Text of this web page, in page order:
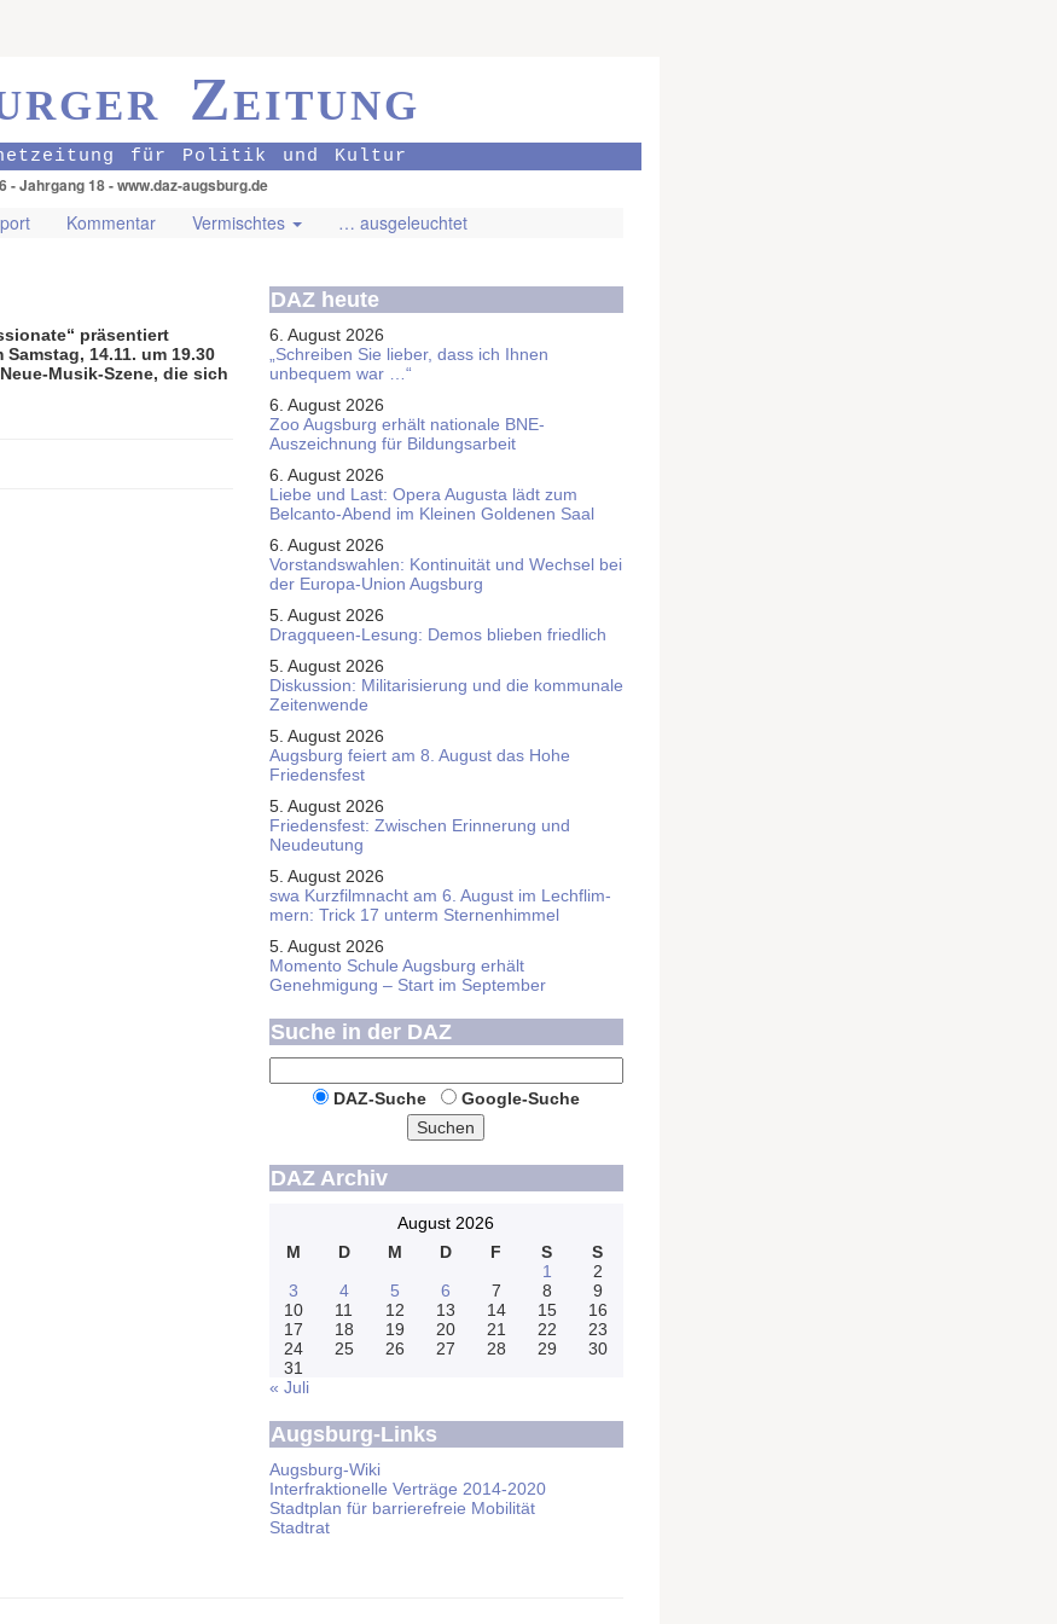
Zeitung
für Politik und Kultur
- Jahrgang 18 - www.daz-augsburg.de
Kommentar Vermischtes … ausgeleuchtet
präsentiert
14.11. um 19.30
Musik-Szene, die sich
DAZ heute
6. August 2026
„Schreiben Sie lieber, dass ich Ihnen
unbequem war …“
6. August 2026
Zoo Augsburg erhält nationale BNE-
Auszeichnung für Bildungsarbeit
6. August 2026
Liebe und Last: Opera Augusta lädt zum
Belcanto-Abend im Kleinen Goldenen Saal
6. August 2026
Vorstandswahlen: Kontinuität und Wechsel bei
der Europa-Union Augsburg
5. August 2026
Dragqueen-Lesung: Demos blieben friedlich
5. August 2026
Diskussion: Mi­li­ta­ri­sie­rung und die kommunale
Zeitenwende
5. August 2026
Augsburg feiert am 8. August das Hohe
Friedensfest
5. August 2026
Friedensfest: Zwischen Erinnerung und
Neudeutung
5. August 2026
swa Kurz­film­nacht am 6. August im Lech­flim­
mern: Trick 17 unterm Sternen­himmel
5. August 2026
Momento Schule Augsburg erhält
Genehmigung – Start im September
Suche in der DAZ
DAZ-Suche
Google-Suche
Suchen
DAZ Archiv
August 2026
M
D M D F S
S
1
2
3
4 5 6 7 8
9
10
11 12 13 14 15
16
17
18 19 20 21 22
23
24
25 26 27 28 29
30
31
« Juli
Augsburg-Links
Augsburg-Wiki
Interfraktionelle Verträge 2014-2020
Stadtplan für barrierefreie Mobilität
Stadtrat